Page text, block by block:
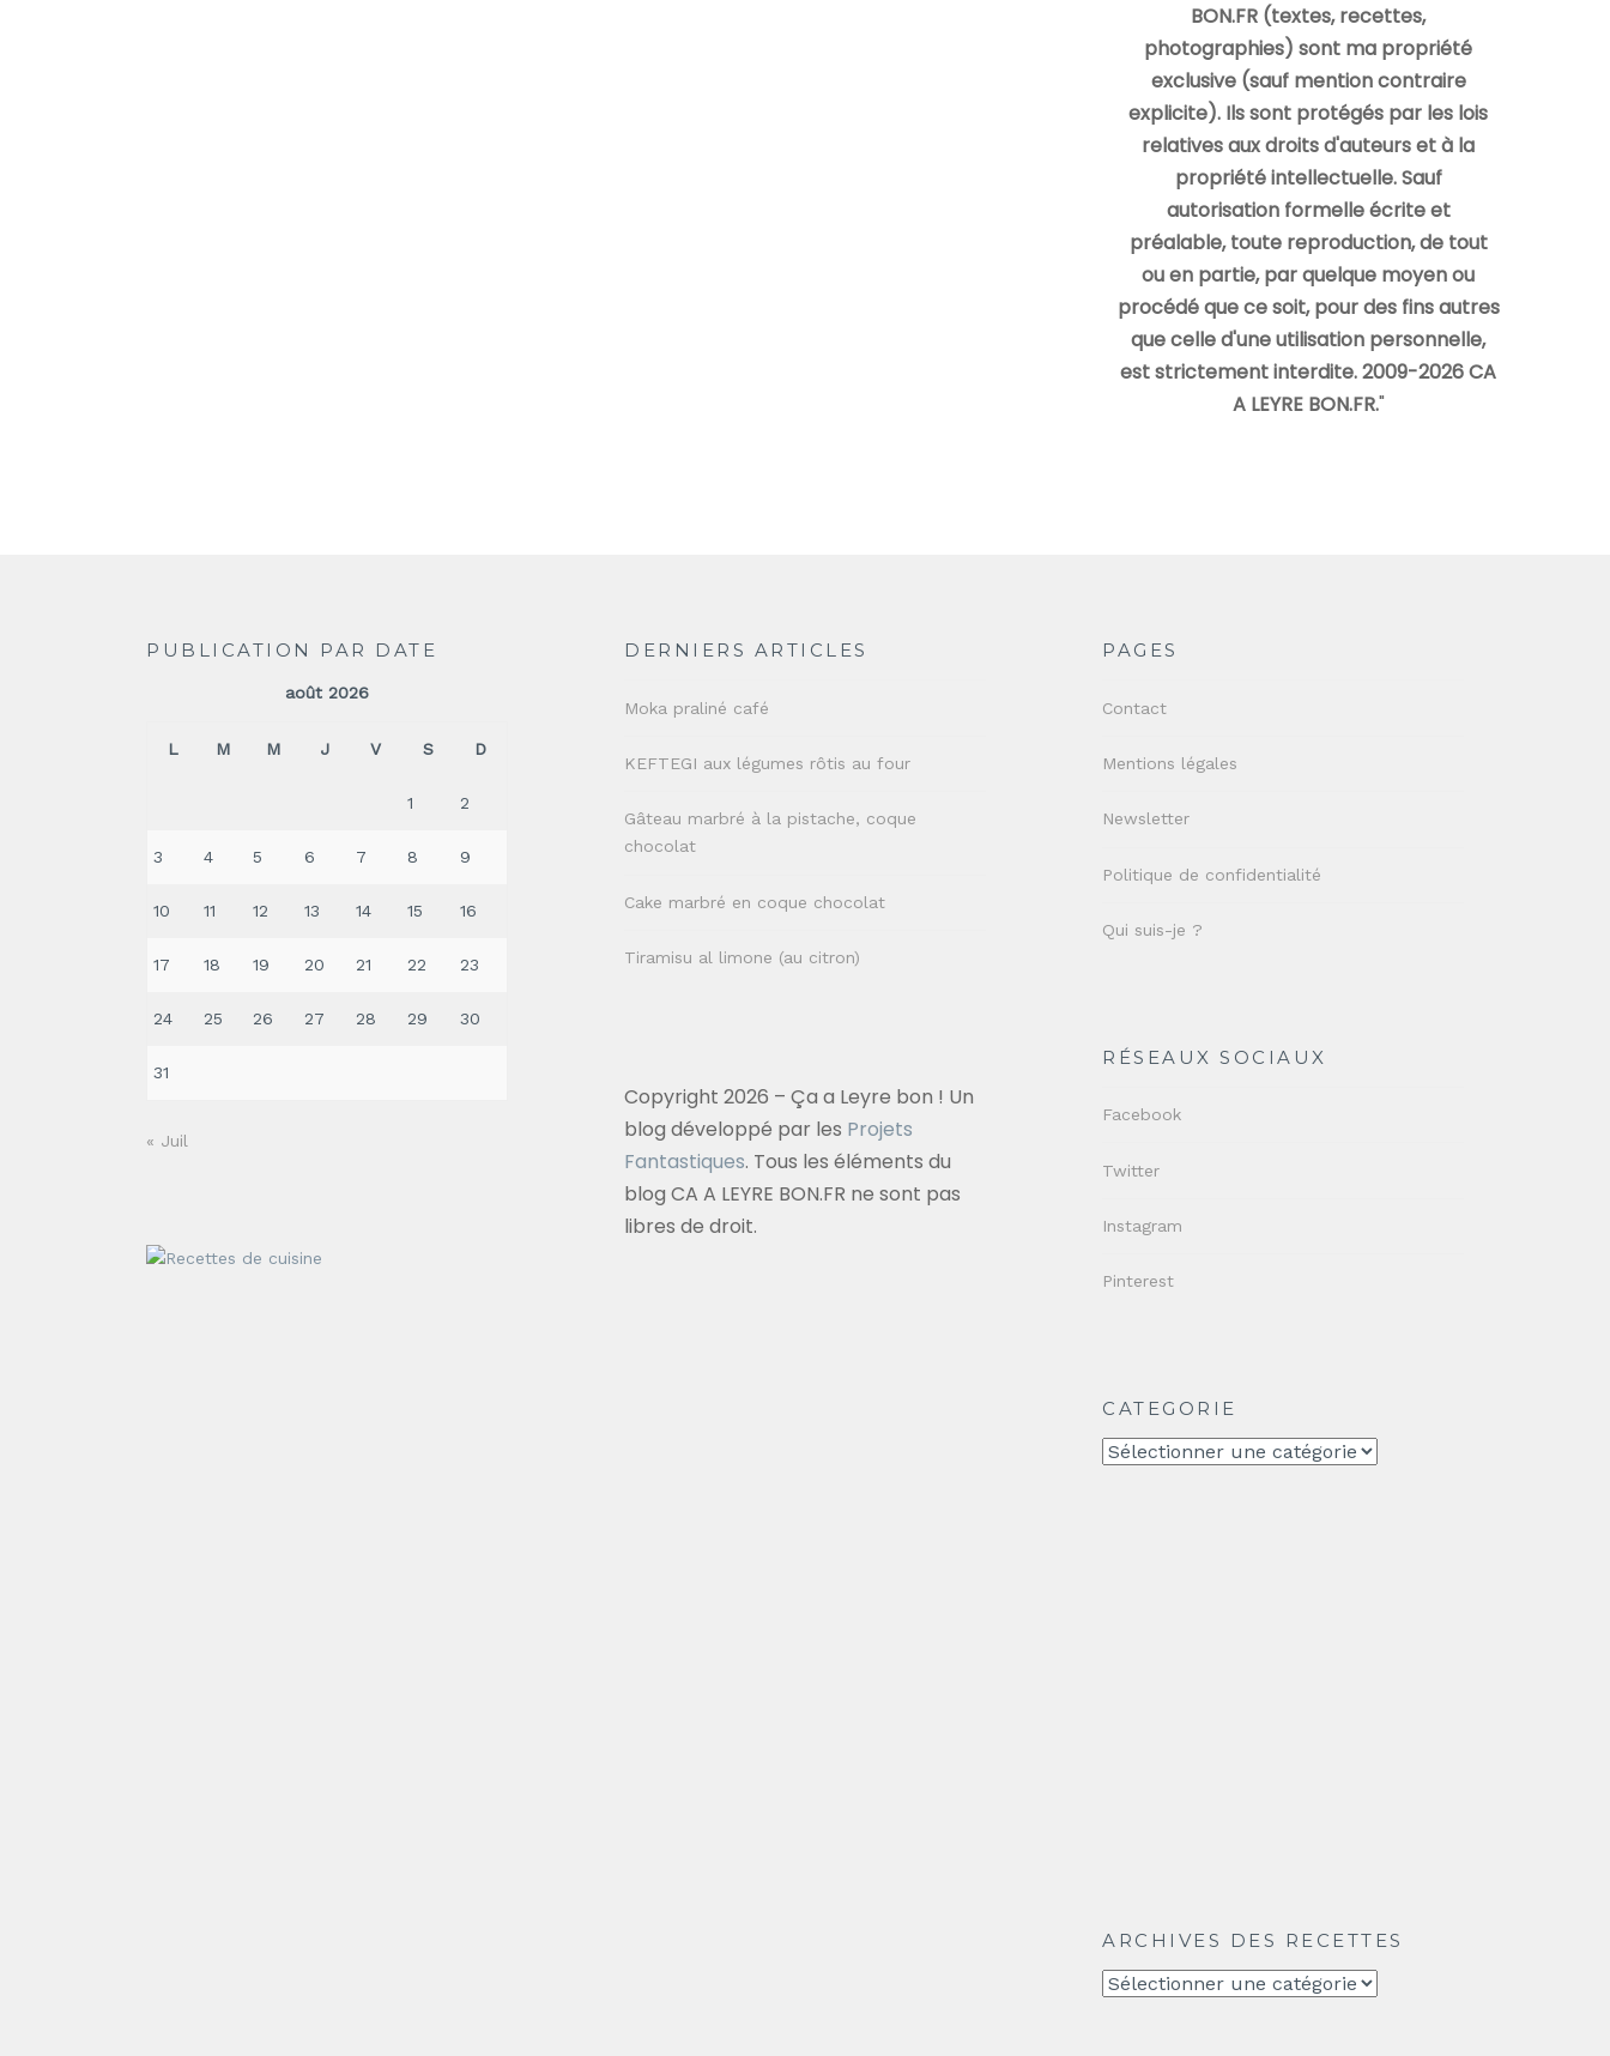
BON.FR (textes, recettes,
photographies) sont ma propriété
exclusive (sauf mention contraire
explicite). Ils sont protégés par les lois
relatives aux droits d'auteurs et à la
propriété intellectuelle. Sauf
autorisation formelle écrite et
préalable, toute reproduction, de tout
ou en partie, par quelque moyen ou
procédé que ce soit, pour des fins autres
que celle d'une utilisation personnelle,
est strictement interdite. 2009-2026 CA
A LEYRE BON.FR."
PUBLICATION PAR DATE
août 2026
L M M J V S D
1 2
3 4 5 6 7 8 9
10 11 12 13 14 15 16
17 18 19 20 21 22 23
24 25 26 27 28 29 30
31
« Juil
DERNIERS ARTICLES
Moka praliné café
KEFTEGI aux légumes rôtis au four
Gâteau marbré à la pistache, coque
chocolat
Cake marbré en coque chocolat
Tiramisu al limone (au citron)
Copyright 2026 – Ça a Leyre bon ! Un
blog développé par les Projets
Fantastiques. Tous les éléments du
blog CA A LEYRE BON.FR ne sont pas
libres de droit.
PAGES
Contact
Mentions légales
Newsletter
Politique de confidentialité
Qui suis-je ?
RÉSEAUX SOCIAUX
Facebook
Twitter
Instagram
Pinterest
CATEGORIE
CATEGORIE
ARCHIVES DES RECETTES
Archives